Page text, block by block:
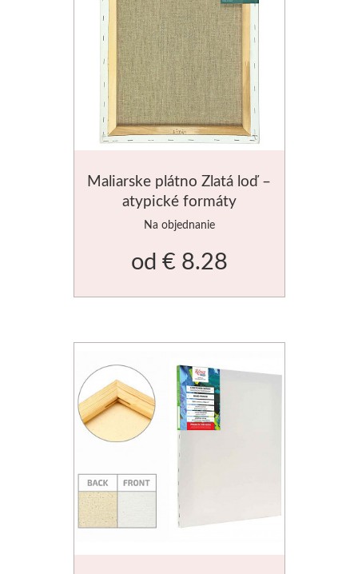
Maliarske plátno Zlatá loď –
atypické formáty
Na objednanie
od € 8.28